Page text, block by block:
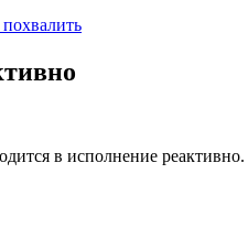
в исполнение реактивно.